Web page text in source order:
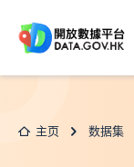
主页 数据集